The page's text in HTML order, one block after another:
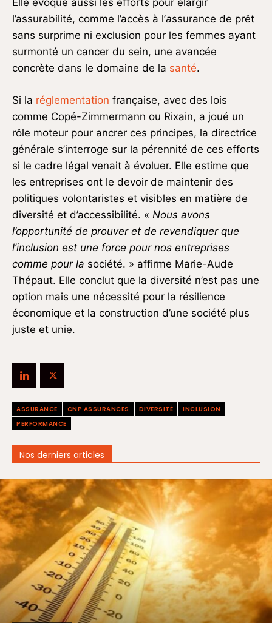
Elle évoque aussi les efforts pour élargir
l’assurabilité, comme l’accès à l’assurance de prêt
sans surprime ni exclusion pour les femmes ayant
surmonté un cancer du sein, une avancée
concrète dans le domaine de la santé.
Si la réglementation française, avec des lois
comme Copé-Zimmermann ou Rixain, a joué un
rôle moteur pour ancrer ces principes, la directrice
générale s’interroge sur la pérennité de ces efforts
si le cadre légal venait à évoluer. Elle estime que
les entreprises ont le devoir de maintenir des
politiques volontaristes et visibles en matière de
diversité et d’accessibilité. « Nous avons
l’opportunité de prouver et de revendiquer que
l’inclusion est une force pour nos entreprises
comme pour la société. » affirme Marie-Aude
Thépaut. Elle conclut que la diversité n’est pas une
option mais une nécessité pour la résilience
économique et la construction d’une société plus
juste et unie.
ASSURANCE CNP ASSURANCES DIVERSITÉ
INCLUSION
PERFORMANCE
Nos derniers articles